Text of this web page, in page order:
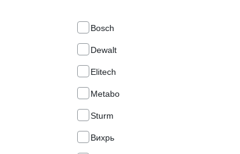
Bosch
Dewalt
Elitech
Metabo
Sturm
Вихрь